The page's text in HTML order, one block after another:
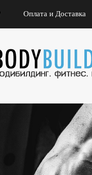
Оплата и Доставка